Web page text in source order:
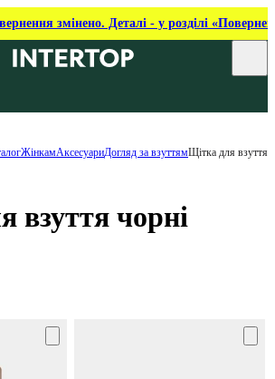
змінено. Деталі - у розділі
ЖінкамАксесуариДогляд за взуттямЩітка для взуття
взуття чорні